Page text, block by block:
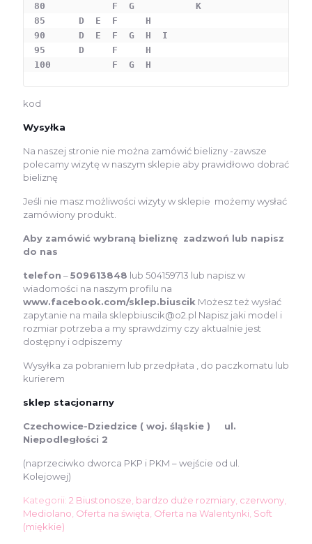
80            F  G           K
85      D  E  F     H
90      D  E  F  G  H  I
95      D     F     H
100           F  G  H
kod
Wysyłka
Na naszej stronie nie można zamówić bielizny -zawsze
polecamy wizytę w naszym sklepie aby prawidłowo dobrać
bieliznę
Jeśli nie masz możliwości wizyty w sklepie możemy wysłać
zamówiony produkt.
Aby zamówić wybraną bieliznę zadzwoń lub napisz
do nas
telefon –509613848 lub 504159713 lub napisz w
wiadomości na naszym profilu na
www.facebook.com/sklep.biuscik Możesz też wysłać
zapytanie na maila sklepbiuscik@o2.pl Napisz jaki model i
rozmiar potrzeba a my sprawdzimy czy aktualnie jest
dostępny i odpiszemy
Wysyłka za pobraniem lub przedpłata , do paczkomatu lub
kurierem
sklep stacjonarny
Czechowice-Dziedzice ( woj. śląskie ) ul.
Niepodległości 2
(naprzeciwko dworca PKP i PKM – wejście od ul.
Kolejowej)
Kategorii: 2 Biustonosze bardzo duże rozmiary czerwony
Mediolano Oferta na święta Oferta na Walentynki Soft
(miękkie)